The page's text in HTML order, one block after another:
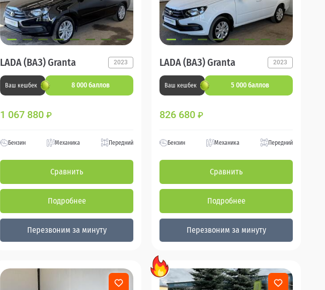
LADA (ВАЗ) Granta 2023
Ваш кешбек 8 000 баллов
1 067 880 ₽
Бензин Механика Передний
Сравнить
Подробнее
Перезвоним за минуту
LADA (ВАЗ) Granta 2023
Ваш кешбек 5 000 баллов
826 680 ₽
Бензин Механика Передний
Сравнить
Подробнее
Перезвоним за минуту